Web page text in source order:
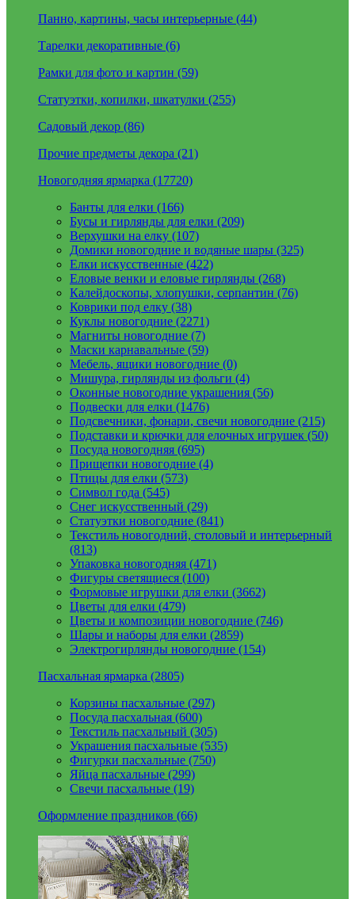
Панно, картины, часы интерьерные (44)
Тарелки декоративные (6)
Рамки для фото и картин (59)
Статуэтки, копилки, шкатулки (255)
Садовый декор (86)
Прочие предметы декора (21)
Новогодняя ярмарка (17720)
Банты для елки (166)
Бусы и гирлянды для елки (209)
Верхушки на елку (107)
Домики новогодние и водяные шары (325)
Елки искусственные (422)
Еловые венки и еловые гирлянды (268)
Калейдоскопы, хлопушки, серпантин (76)
Коврики под елку (38)
Куклы новогодние (2271)
Магниты новогодние (7)
Маски карнавальные (59)
Мебель, ящики новогодние (0)
Мишура, гирлянды из фольги (4)
Оконные новогодние украшения (56)
Подвески для елки (1476)
Подсвечники, фонари, свечи новогодние (215)
Подставки и крючки для елочных игрушек (50)
Посуда новогодняя (695)
Прищепки новогодние (4)
Птицы для елки (573)
Символ года (545)
Снег искусственный (29)
Статуэтки новогодние (841)
Текстиль новогодний, столовый и интерьерный
(813)
Упаковка новогодняя (471)
Фигуры светящиеся (100)
Формовые игрушки для елки (3662)
Цветы для елки (479)
Цветы и композиции новогодние (746)
Шары и наборы для елки (2859)
Электрогирлянды новогодние (154)
Пасхальная ярмарка (2805)
Корзины пасхальные (297)
Посуда пасхальная (600)
Текстиль пасхальный (305)
Украшения пасхальные (535)
Фигурки пасхальные (750)
Яйца пасхальные (299)
Свечи пасхальные (19)
Оформление праздников (66)